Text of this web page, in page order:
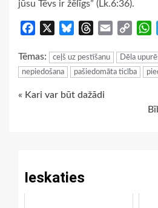
jūsu Tēvs ir žēlīgs” (Lk.6:36).
Facebook BlueskyThreads
Email
Copy
Tēmas: ceļš uz pestīšanu Dēla
nepiedošana
pašiedomāta ticība
Continue
« Kari var būt dažādi
Ieskaties